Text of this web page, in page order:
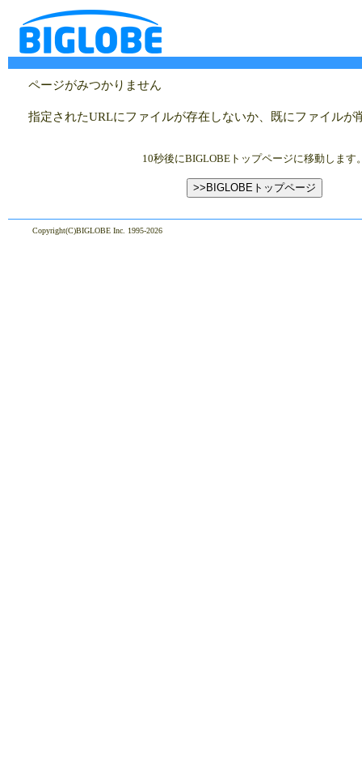
ページがみつかりません
指定されたURLにファイルが存在しないか、既にファイルが
10秒後にBIGLOBEトップページに移動します
>>BIGLOBEトップページ
Copyright(C)BIGLOBE Inc. 1995-2026